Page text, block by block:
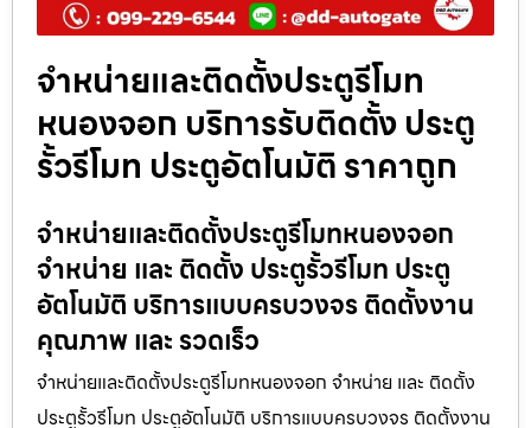
จำหน่ายและติดตั้งประตูรีโมท
หนองจอก บริการรับติดตั้ง ประตู
รั้วรีโมท ประตูอัตโนมัติ ราคาถูก
จำหน่ายและติดตั้งประตูรีโมทหนองจอก
จำหน่าย และ ติดตั้ง ประตูรั้วรีโมท ประตู
อัตโนมัติ บริการแบบครบวงจร ติดตั้งงาน
คุณภาพ และ รวดเร็ว
จำหน่ายและติดตั้งประตูรีโมทหนองจอก จำหน่าย และ ติดตั้ง
ประตูรั้วรีโมท ประตูอัตโนมัติ บริการแบบครบวงจร ติดตั้งงาน